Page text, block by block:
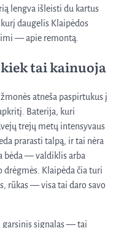
lengva išleisti du kartus
daugelis Klaipėdos
— apie remontą.
tai kainuoja
atneša paspirtukus į
Baterija, kuri
trejų metų intensyvaus
prarasti talpą, ir tai nėra
bėda — valdiklis arba
Klaipėda čia turi
rūkas — visa tai daro savo
garsinis signalas — tai